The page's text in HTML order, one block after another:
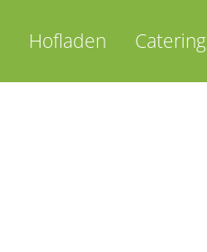
Hofladen Catering